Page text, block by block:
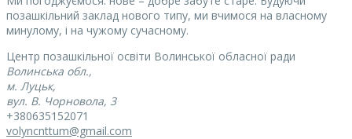
позашкільний заклад нового типу, ми вчимося на власному
минулому, і на чужому сучасному.
Центр позашкільної освіти Волинської обласної ради
Волинська обл.,
м. Луцьк,
вул. В. Чорновола, 3
+380635152071
volyncnttum@gmail.com